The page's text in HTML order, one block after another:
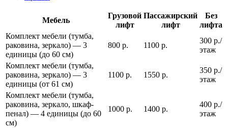
Мебель
Грузовой
лифт
Пассажирский
лифт
Без
лифта
Комплект мебели (тумба,
раковина, зеркало) — 3
единицы (до 60 см)
800 р. 1100 р.
300 р./
этаж
Комплект мебели (тумба,
раковина, зеркало) — 3
единицы (от 61 см)
1100 р. 1550 р.
350 р./
этаж
Комплект мебели (тумба,
раковина, зеркало, шкаф-
пенал) — 4 единицы (до 60
см)
1000 р. 1400 р.
400 р./
этаж